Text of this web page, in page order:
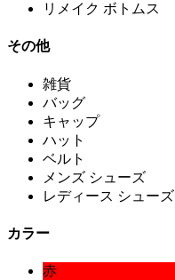
リメイク ボトムス
その他
雑貨
バッグ
キャップ
ハット
ベルト
メンズ シューズ
レディース シューズ
カラー
赤